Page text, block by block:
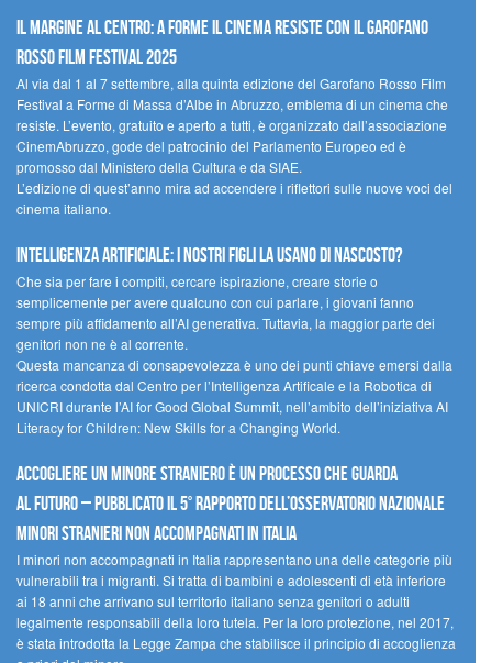
Il margine al centro: a Forme il cinema resiste con il Garofano
Rosso Film Festival 2025
Al via dal 1 al 7 settembre, alla quinta edizione del Garofano Rosso Film
Festival a Forme di Massa d’Albe in Abruzzo, emblema di un cinema che
resiste. L’evento, gratuito e aperto a tutti, è organizzato dall’associazione
CinemAbruzzo, gode del patrocinio del Parlamento Europeo ed è
promosso dal Ministero della Cultura e da SIAE.
L’edizione di quest’anno mira ad accendere i riflettori sulle nuove voci del
cinema italiano.
Intelligenza artificiale: i nostri figli la usano di nascosto?
Che sia per fare i compiti, cercare ispirazione, creare storie o
semplicemente per avere qualcuno con cui parlare, i giovani fanno
sempre più affidamento all’AI generativa. Tuttavia, la maggior parte dei
genitori non ne è al corrente.
Questa mancanza di consapevolezza è uno dei punti chiave emersi dalla
ricerca condotta dal Centro per l’Intelligenza Artificale e la Robotica di
UNICRI durante l’AI for Good Global Summit, nell’ambito dell’iniziativa AI
Literacy for Children: New Skills for a Changing World.
Accogliere un minore straniero è un processo che guarda
al futuro – Pubblicato il 5° rapporto dell’Osservatorio Nazionale
Minori Stranieri Non Accompagnati in Italia
I minori non accompagnati in Italia rappresentano una delle categorie più
vulnerabili tra i migranti. Si tratta di bambini e adolescenti di età inferiore
ai 18 anni che arrivano sul territorio italiano senza genitori o adulti
legalmente responsabili della loro tutela. Per la loro protezione, nel 2017,
è stata introdotta la Legge Zampa che stabilisce il principio di accoglienza